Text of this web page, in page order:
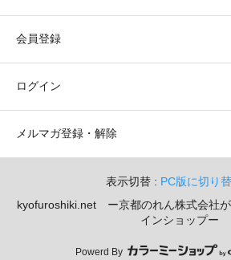
会員登録
ログイン
メルマガ登録・解除
表示切替 : PC版に切り
kyofuroshiki.net ー京都のれん株式会社
インショップー
Powerd By